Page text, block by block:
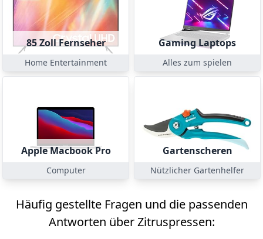
85 Zoll Fernseher
Home Entertainment
Gaming Laptops
Alles zum spielen
Apple Macbook Pro
Computer
Gartenscheren
Nützlicher Gartenhelfer
Häufig gestellte Fragen und die passenden
Antworten über Zitruspressen: